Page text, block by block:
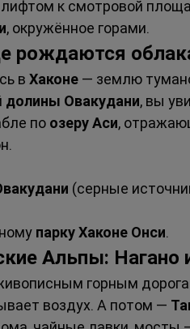
к смотровой
, окружённое горами.
рождаются
в Хаконе — землю
долины Овакудани, вы
по озеру Аси,
(серные
парку Хаконе Онси.
Альпы: Нагано
горным
воздух. А потом —